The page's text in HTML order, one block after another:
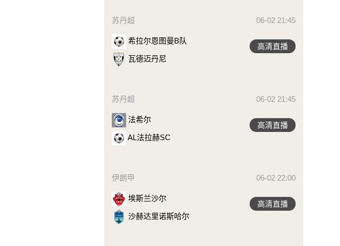
苏丹超 06-02 21:45
希拉尔恩图曼B队
瓦德迈丹尼
高清直播
苏丹超 06-02 21:45
法希尔
AL法拉赫SC
高清直播
伊朗甲 06-02 22:00
埃斯兰沙尔
沙赫达里诺斯哈尔
高清直播